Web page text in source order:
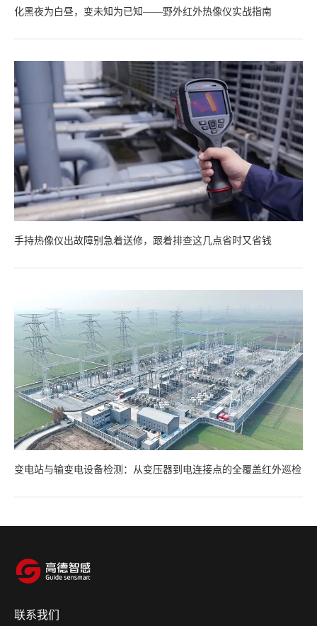
化黑夜为白昼，变未知为已知——野外红外热像仪实战指南
手持热像仪出故障别急着送修，跟着排查这几点省时又省钱
变电站与输变电设备检测：从变压器到电连接点的全覆盖红外巡检
联系我们